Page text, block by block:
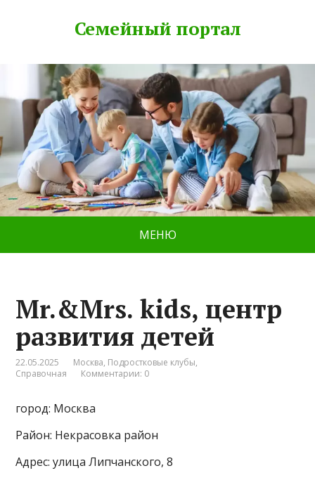
Семейный портал
МЕНЮ
Mr.&Mrs. kids, центр
развития детей
22.05.2025 Москва, Подростковые клубы,
Справочная
Комментарии: 0
город: Москва
Район: Некрасовка район
Адрес: улица Липчанского, 8